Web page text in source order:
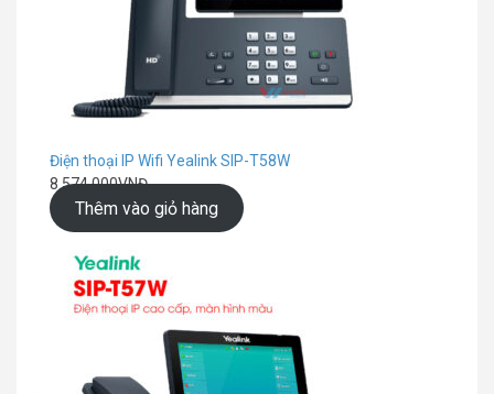
Điện thoại IP Wifi Yealink SIP-T58W
8.574.000VNĐ
Thêm vào giỏ hàng